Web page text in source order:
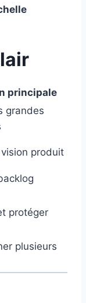
principale
grandes
produit
protéger
plusieurs